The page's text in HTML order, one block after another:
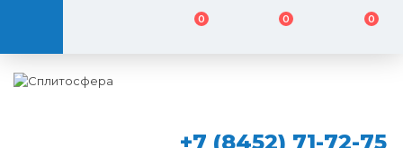
0 0 0
+7 (8452) 71-72-75